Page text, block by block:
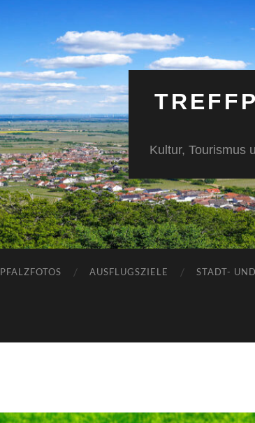
Kultur, Tourismus
PFALZFOTOS AUSFLUGSZIELE STADT-